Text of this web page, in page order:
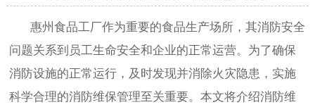
惠州食品工厂作为重要的食品生产场所，其消防安全
问题关系到员工生命安全和企业的正常运营。为了确保
消防设施的正常运行，及时发现并消除火灾隐患，实施
科学合理的消防维保管理至关重要。本文将介绍消防维